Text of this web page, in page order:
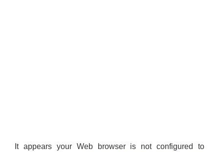
It appears your Web browser is not configured to